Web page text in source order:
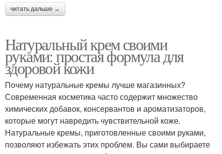
читать дальше →
Натуральный крем своими
руками: простая формула для
здоровой кожи
Почему натуральные кремы лучше магазинных?
Современная косметика часто содержит множество
химических добавок, консервантов и ароматизаторов,
которые могут навредить чувствительной коже.
Натуральные кремы, приготовленные своими руками,
позволяют избежать этих проблем. Вы сами выбираете